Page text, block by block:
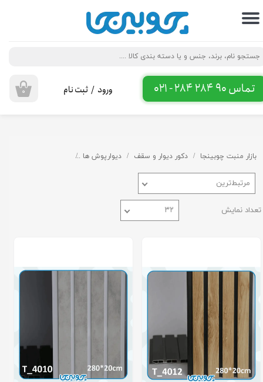
تماس 90 284 284 - 021 ۰ ورود / ثبت نام
حساب کاربری من
تغییر گذر واژه
سفارشات
خروج از حساب کاربری
بازار منبت چوبینجا دکور دیوار و سقف دیوارپوش ها
مرتبط‌ترین
تعداد نمایش ۳۲